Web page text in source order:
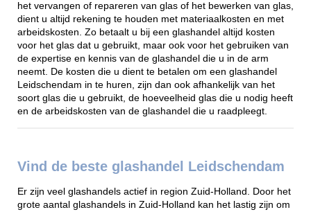
het vervangen of repareren van glas of het bewerken van glas,
dient u altijd rekening te houden met materiaalkosten en met
arbeidskosten. Zo betaalt u bij een glashandel altijd kosten
voor het glas dat u gebruikt, maar ook voor het gebruiken van
de expertise en kennis van de glashandel die u in de arm
neemt. De kosten die u dient te betalen om een glashandel
Leidschendam in te huren, zijn dan ook afhankelijk van het
soort glas die u gebruikt, de hoeveelheid glas die u nodig heeft
en de arbeidskosten van de glashandel die u raadpleegt.
Vind de beste glashandel Leidschendam
Er zijn veel glashandels actief in region Zuid-Holland. Door het
grote aantal glashandels in Zuid-Holland kan het lastig zijn om